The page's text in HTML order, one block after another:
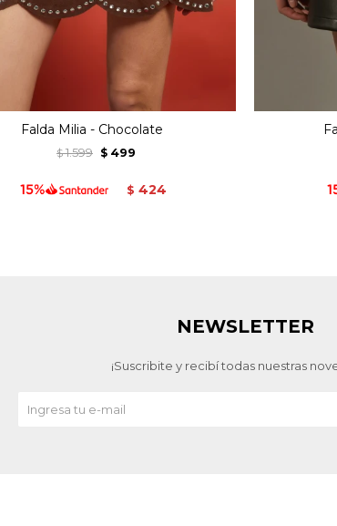
Falda Milia - Chocolate
$ 1.599 $ 499
$ 424
NEWSLETTER
¡Suscribite y recibí todas nuestras